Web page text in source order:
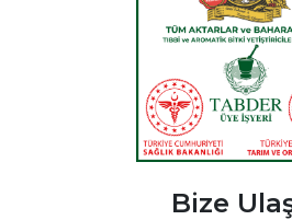
Bize